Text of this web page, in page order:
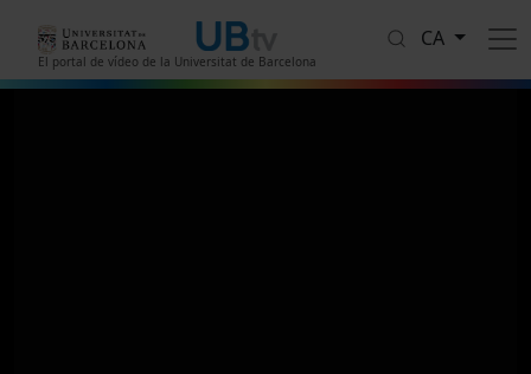
El portal de vídeo de la Universitat de Barcelona
CA